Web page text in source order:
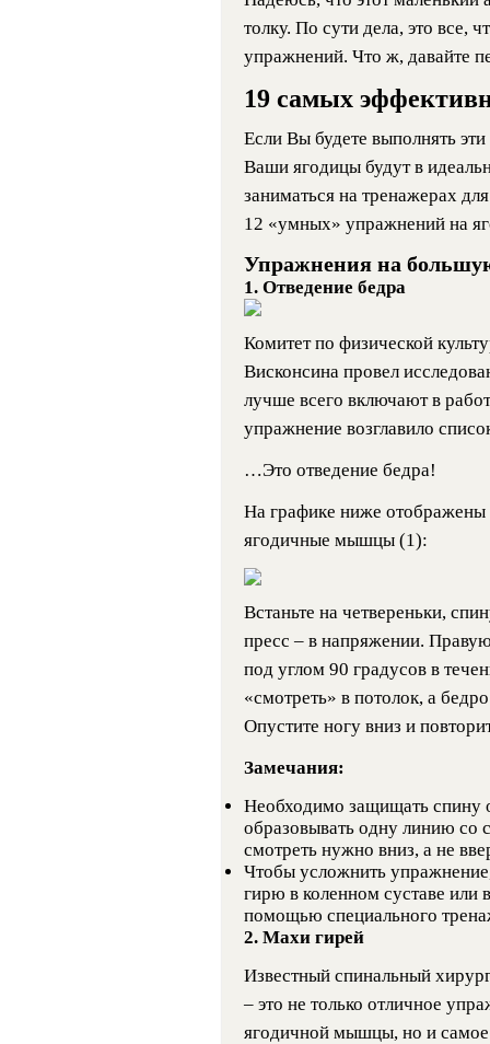
толку. По сути дела, это все,
упражнений. Что ж, давайте
19 самых
Если Вы будете выполнять
Ваши ягодицы будут в
заниматься на тренажерах
12 «умных» упражнений на
Упражнения на
1. Отведение бедра
Комитет по физической
Висконсина провел
лучше всего включают в
упражнение возглавило
…Это отведение бедра!
На графике ниже отображены
ягодичные мышцы (1):
Встаньте на четвереньки,
пресс – в напряжении.
под углом 90 градусов в
«смотреть» в потолок, а
Опустите ногу вниз и
Замечания:
Необходимо защищать спину
образовывать одну линию со
смотреть нужно вниз, а не
Чтобы усложнить
гирю в коленном суставе или
помощью специального
2. Махи гирей
Известный спинальный
– это не только отличное
ягодичной мышцы, но и